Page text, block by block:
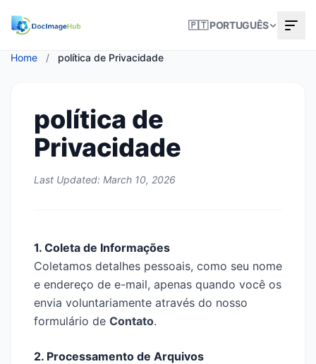
🇵🇹 PORTUGUÊS
Home / política de Privacidade
política de
Privacidade
Last Updated: March 10, 2026
1. Coleta de Informações
Coletamos detalhes pessoais, como seu nome
e endereço de e-mail, apenas quando você os
envia voluntariamente através do nosso
formulário de Contato.
2. Processamento de Arquivos